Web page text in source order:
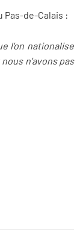
Pas-de-Calais :
l'on nationalise
n'avons pas